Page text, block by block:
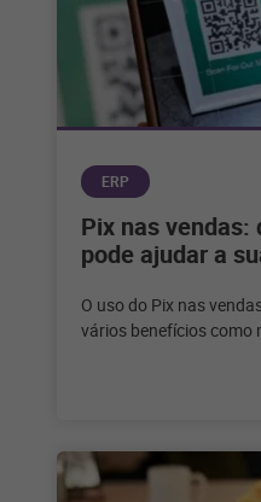
ERP
Pix nas vendas:
pode ajudar a
O uso do Pix nas
vários benefícios como